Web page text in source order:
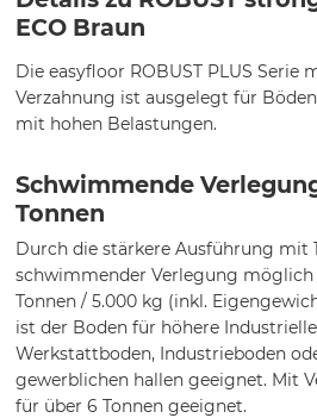
ECO Braun
Die easyfloor ROBUST PLUS Serie
Verzahnung ist ausgelegt für
mit hohen Belastungen.
Schwimmende
Tonnen
Durch die stärkere Ausführung mit
schwimmender Verlegung möglich
Tonnen / 5.000 kg (inkl.
ist der Boden für höhere
Werkstattboden, Industrieboden
gewerblichen hallen geeignet. Mit
für über 6 Tonnen geeignet.